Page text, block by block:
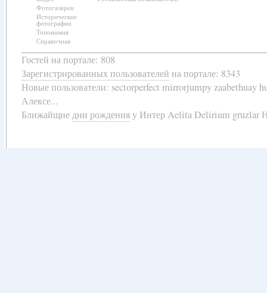
Фотогалереи
Исторические
фотографии
Топонимия
Справочная
Гостей на портале: 808
Зарегистрированных пользователей на портале: 8343
Новые пользователи: sectorperfect mirrorjumpy zaabethuay
Алексе...
Ближайщиедни рожденияу Интер Aelita Delirium gruzlar